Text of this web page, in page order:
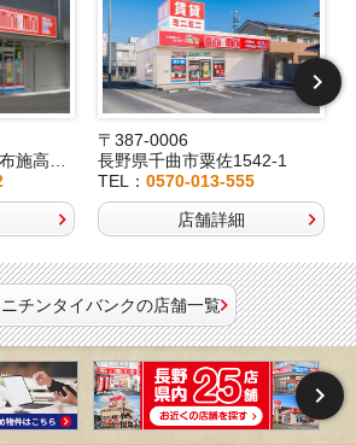
407-8
〒387-0006
長野県千曲市粟佐1542-1
TEL： 0570-013-555
店舗詳細
ニチンタイバンクの店舗一覧